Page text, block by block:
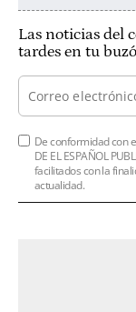
Las noticias del
tardes en tu
De conformidad con
DE EL ESPAÑOL
facilitados con la
actualidad.